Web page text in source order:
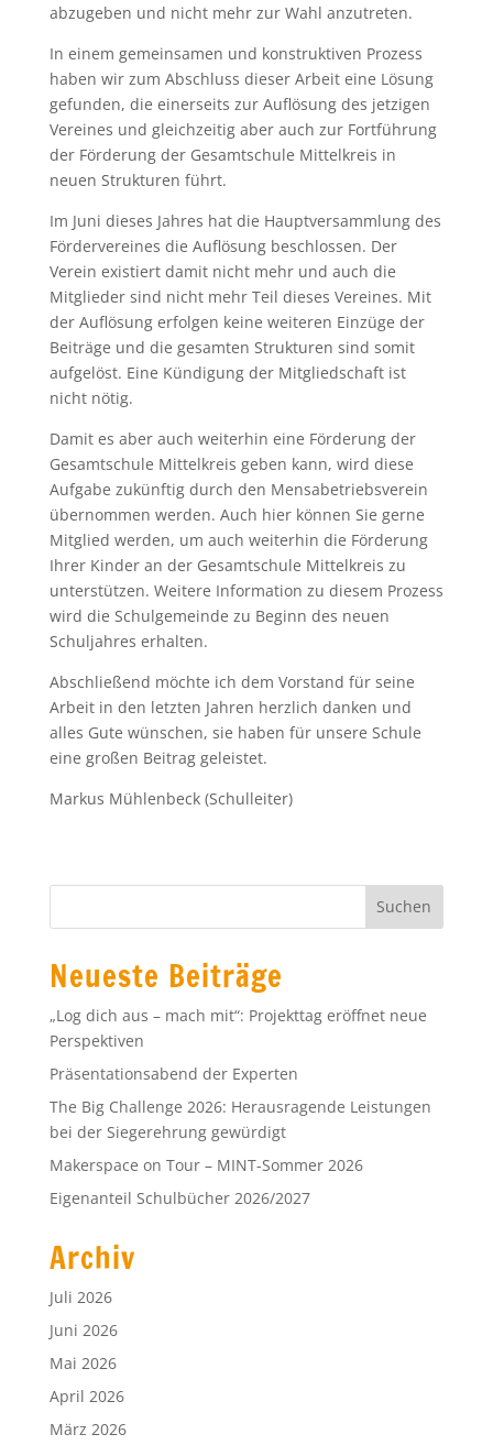
abzugeben und nicht mehr zur Wahl anzutreten.
In einem gemeinsamen und konstruktiven Prozess
haben wir zum Abschluss dieser Arbeit eine Lösung
gefunden, die einerseits zur Auflösung des jetzigen
Vereines und gleichzeitig aber auch zur Fortführung
der Förderung der Gesamtschule Mittelkreis in
neuen Strukturen führt.
Im Juni dieses Jahres hat die Hauptversammlung des
Fördervereines die Auflösung beschlossen. Der
Verein existiert damit nicht mehr und auch die
Mitglieder sind nicht mehr Teil dieses Vereines. Mit
der Auflösung erfolgen keine weiteren Einzüge der
Beiträge und die gesamten Strukturen sind somit
aufgelöst. Eine Kündigung der Mitgliedschaft ist
nicht nötig.
Damit es aber auch weiterhin eine Förderung der
Gesamtschule Mittelkreis geben kann, wird diese
Aufgabe zukünftig durch den Mensabetriebsverein
übernommen werden. Auch hier können Sie gerne
Mitglied werden, um auch weiterhin die Förderung
Ihrer Kinder an der Gesamtschule Mittelkreis zu
unterstützen. Weitere Information zu diesem Prozess
wird die Schulgemeinde zu Beginn des neuen
Schuljahres erhalten.
Abschließend möchte ich dem Vorstand für seine
Arbeit in den letzten Jahren herzlich danken und
alles Gute wünschen, sie haben für unsere Schule
eine großen Beitrag geleistet.
Markus Mühlenbeck (Schulleiter)
Neueste Beiträge
„Log dich aus – mach mit“: Projekttag eröffnet neue
Perspektiven
Präsentationsabend der Experten
The Big Challenge 2026: Herausragende Leistungen
bei der Siegerehrung gewürdigt
Makerspace on Tour – MINT-Sommer 2026
Eigenanteil Schulbücher 2026/2027
Archiv
Juli 2026
Juni 2026
Mai 2026
April 2026
März 2026